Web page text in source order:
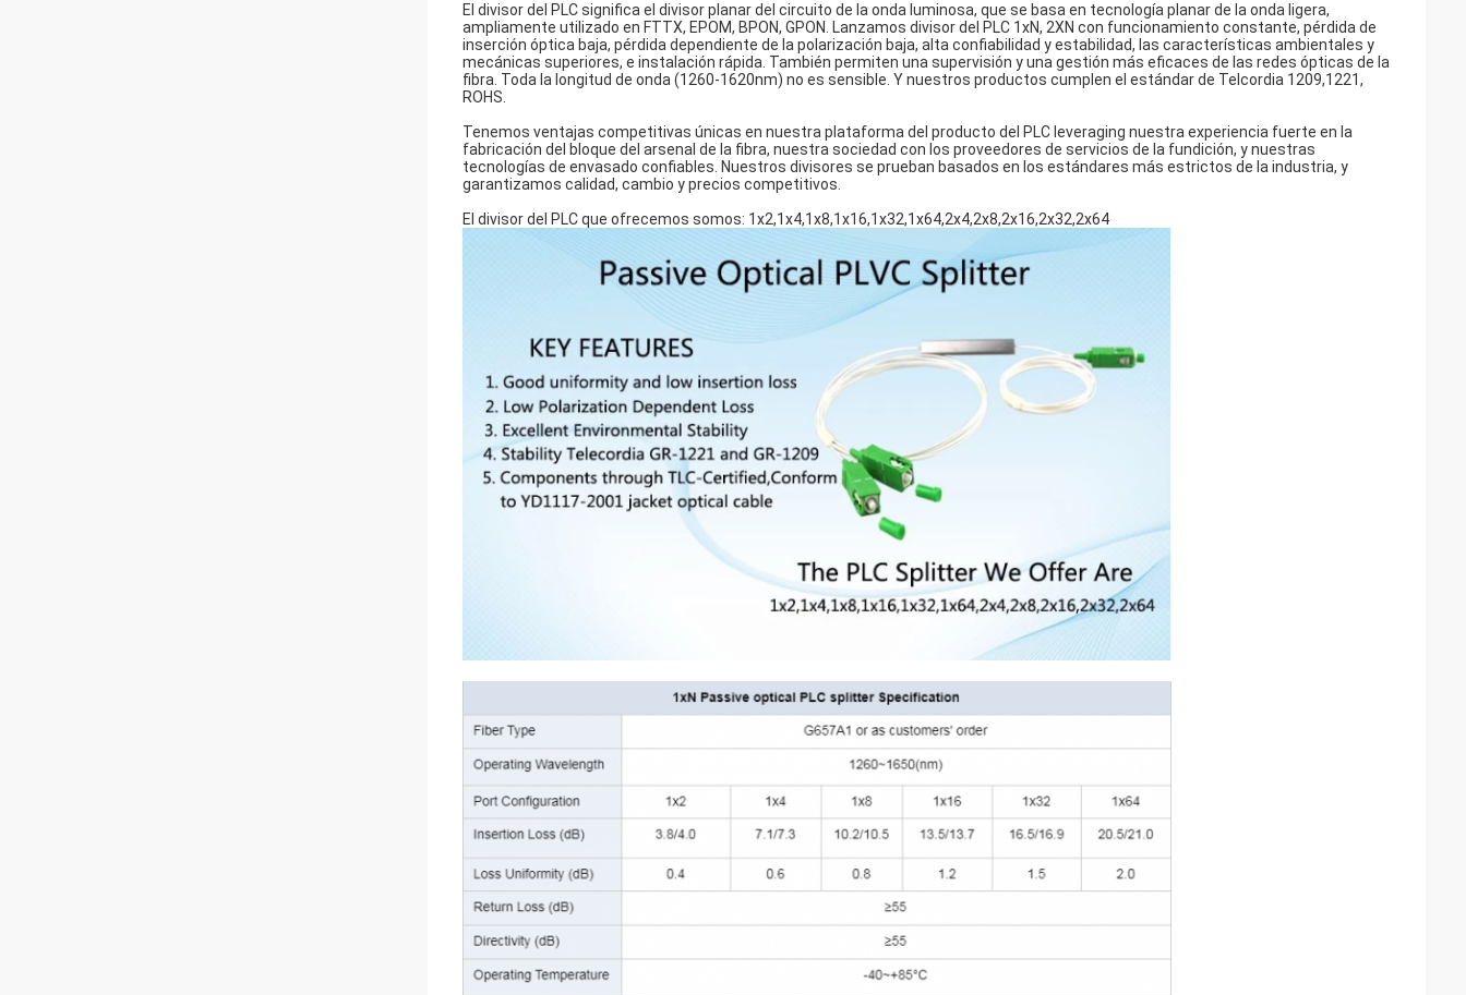
El divisor del PLC significa el divisor planar del circuito de la onda luminosa, que se basa en tecnología planar de la onda ligera,
ampliamente utilizado en FTTX, EPOM, BPON, GPON. Lanzamos divisor del PLC 1xN, 2XN con funcionamiento constante, pérdida de
inserción óptica baja, pérdida dependiente de la polarización baja, alta confiabilidad y estabilidad, las características ambientales y
mecánicas superiores, e instalación rápida. También permiten una supervisión y una gestión más eficaces de las redes ópticas de la
fibra. Toda la longitud de onda (1260-1620nm) no es sensible. Y nuestros productos cumplen el estándar de Telcordia 1209,1221,
ROHS.
Tenemos ventajas competitivas únicas en nuestra plataforma del producto del PLC leveraging nuestra experiencia fuerte en la
fabricación del bloque del arsenal de la fibra, nuestra sociedad con los proveedores de servicios de la fundición, y nuestras
tecnologías de envasado confiables. Nuestros divisores se prueban basados en los estándares más estrictos de la industria, y
garantizamos calidad, cambio y precios competitivos.
El divisor del PLC que ofrecemos somos: 1x2,1x4,1x8,1x16,1x32,1x64,2x4,2x8,2x16,2x32,2x64